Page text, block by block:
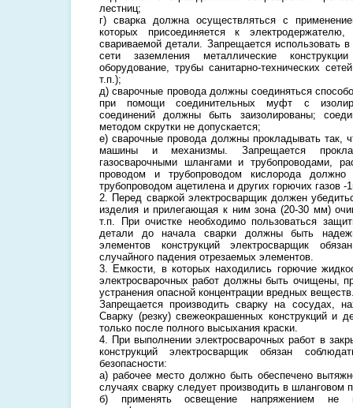
лестниц;
г) сварка должна осуществляться с
которых присоединяется к
свариваемой детали. Запрещается использовать в
сети заземления металлические
оборудование, трубы санитарно-технических
т.п.);
д) сварочные провода должны соединяться
при помощи соединительных муфт с
соединений должны быть заизолированы;
методом скрутки не допускается;
е) сварочные провода должны прокладывать так,
машины и механизмы. Запрещается
газосварочными шлангами и трубопроводами,
проводом и трубопроводом кислорода
трубопроводом ацетилена и других горючих газов -
2. Перед сваркой электросварщик должен
изделия и прилегающая к ним зона (20-30 мм)
т.п. При очистке необходимо пользоваться
детали до начала сварки должны быть
элементов конструкций электросварщик
случайного падения отрезаемых элементов.
3. Емкости, в которых находились горючие
электросварочных работ должны быть очищены,
устранения опасной концентрации вредных
Запрещается производить сварку на сосудах,
Сварку (резку) свежеокрашенных конструкций и
только после полного высыхания краски.
4. При выполнении электросварочных работ в
конструкций электросварщик обязан
безопасности:
а) рабочее место должно быть обеспечено
случаях сварку следует производить в шланговом
б) применять освещение напряжением не